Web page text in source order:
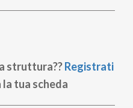
struttura??Registrati
tua scheda